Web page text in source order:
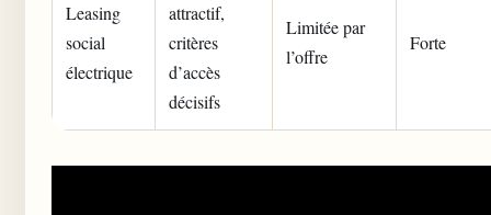
Leasing
social
électrique
attractif,
critères
d’accès
décisifs
Limitée par
l’offre
Forte